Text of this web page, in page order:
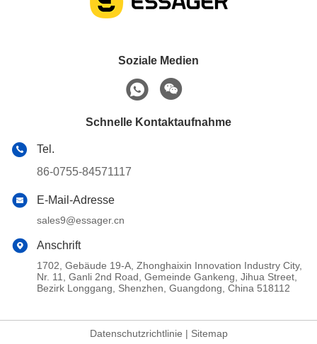
Soziale Medien
Schnelle Kontaktaufnahme
Tel.
86-0755-84571117
E-Mail-Adresse
sales9@essager.cn
Anschrift
1702, Gebäude 19-A, Zhonghaixin Innovation Industry City,
Nr. 11, Ganli 2nd Road, Gemeinde Gankeng, Jihua Street,
Bezirk Longgang, Shenzhen, Guangdong, China 518112
Datenschutzrichtlinie | Sitemap